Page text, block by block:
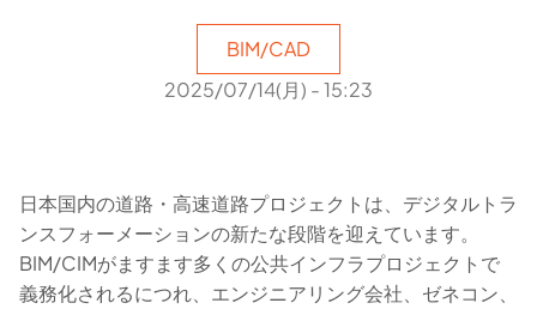
BIM/CAD
2025/07/14(月) - 15:23
日本国内の道路・高速道路プロジェクトは、デジタルトラ
ンスフォーメーションの新たな段階を迎えています。
BIM/CIMがますます多くの公共インフラプロジェクトで
義務化されるにつれ、エンジニアリング会社、ゼネコン、